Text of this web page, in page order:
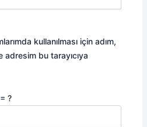
kullanılması için adım,
bu tarayıcıya
?